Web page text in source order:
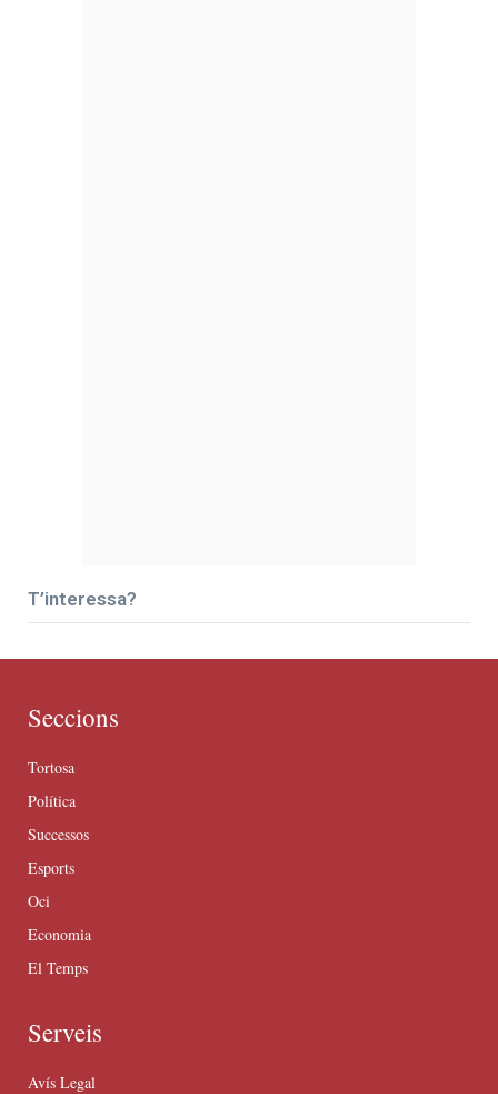
T’interessa?
Seccions
Tortosa
Política
Successos
Esports
Oci
Economia
El Temps
Serveis
Avís Legal